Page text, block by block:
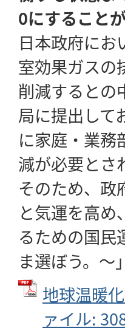
0にすること
日本政府にお
室効果ガスの
削減するとの
局に提出して
に家庭・業務
減が必要とさ
そのため、政
と気運を高
るための国民
ま選ぼう。～
地球温暖
ァイル: